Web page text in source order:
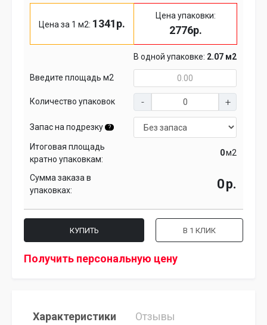
Цена за 1 м2: 1341р.
Цена упаковки:
2776р.
В одной упаковке: 2.07 м2
Введите площадь м2
Количество упаковок
Запас на подрезку ?
Итоговая площадь
кратно упаковкам:
м2
Сумма заказа в
упаковках:
р.
КУПИТЬ В 1 КЛИК
Получить персональную цену
Характеристики Отзывы